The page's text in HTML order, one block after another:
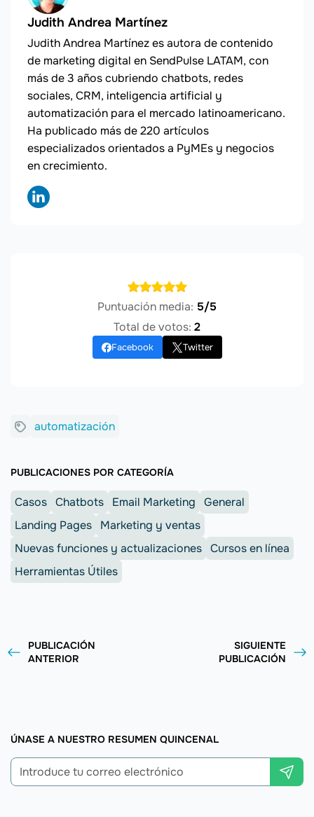
Judith Andrea Martínez
Judith Andrea Martínez es autora de contenido
de marketing digital en SendPulse LATAM, con
más de 3 años cubriendo chatbots, redes
sociales, CRM, inteligencia artificial y
automatización para el mercado latinoamericano.
Ha publicado más de 220 artículos
especializados orientados a PyMEs y negocios
en crecimiento.
Puntuación media: 5/5
Total de votos: 2
Facebook Twitter
automatización
PUBLICACIONES POR CATEGORÍA
Casos Chatbots Email Marketing
General
Landing Pages
Marketing y ventas
Nuevas funciones y actualizaciones Cursos en línea
Herramientas Útiles
PUBLICACIÓN
ANTERIOR
SIGUIENTE
PUBLICACIÓN
ÚNASE A NUESTRO RESUMEN QUINCENAL